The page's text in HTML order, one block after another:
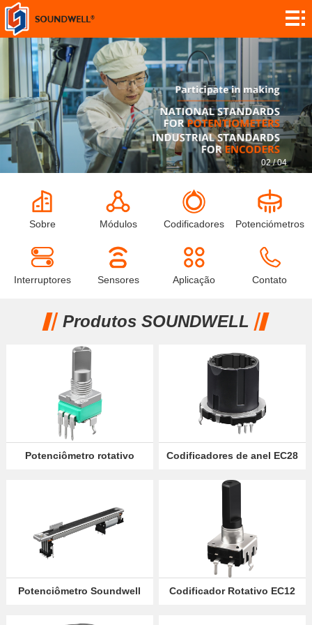
Sobre
Personalização
do módulo
Codificadores
Potenciómetros
Interruptores
Sensores
Aplicação
02/04
Sobre Módulos Codificadores Potenciómetros
Interruptores Sensores Aplicação Contato
Produtos SOUNDWELL
Potenciômetro rotativo
Codificadores de anel EC28
Potenciômetro Soundwell
Codificador Rotativo EC12